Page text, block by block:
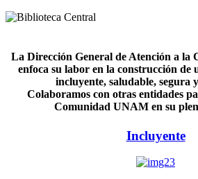
La Dirección General de Atención a la
enfoca su labor en la construcción de
incluyente, saludable, segura
Colaboramos con otras entidades
Comunidad UNAM en su
Incluyente